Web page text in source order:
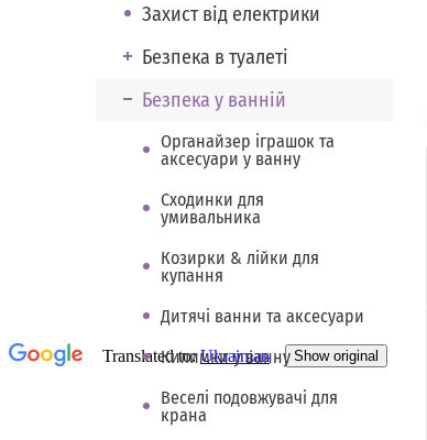
Захист від електрики
Безпека в туалеті
Безпека у ванній
Органайзер іграшок та
аксесуари у ванну
Сходинки для
умивальника
Козирки & лійки для
купання
Дитячі ванни та аксесуари
Килимки у ванну
Веселі подовжувачі для
крана